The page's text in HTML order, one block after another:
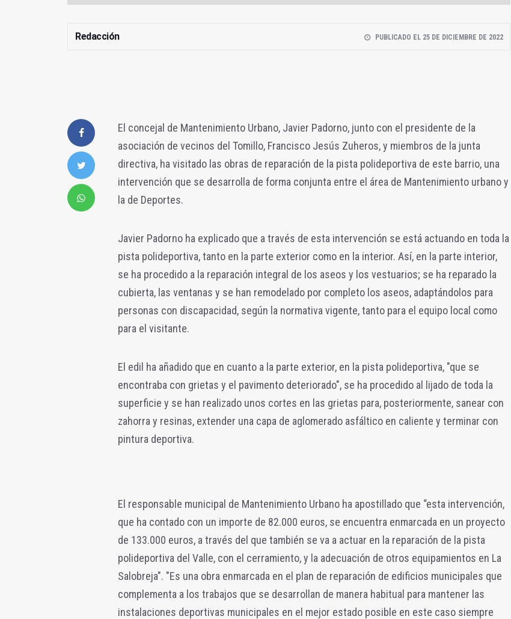
Redacción PUBLICADO EL 25 DE DICIEMBRE DE 2022
El concejal de Mantenimiento Urbano, Javier Padorno, junto con el presidente de la
asociación de vecinos del Tomillo, Francisco Jesús Zuheros, y miembros de la junta
directiva, ha visitado las obras de reparación de la pista polideportiva de este barrio, una
intervención que se desarrolla de forma conjunta entre el área de Mantenimiento urbano y
la de Deportes.
Javier Padorno ha explicado que a través de esta intervención se está actuando en toda la
pista polideportiva, tanto en la parte exterior como en la interior. Así, en la parte interior,
se ha procedido a la reparación integral de los aseos y los vestuarios; se ha reparado la
cubierta, las ventanas y se han remodelado por completo los aseos, adaptándolos para
personas con discapacidad, según la normativa vigente, tanto para el equipo local como
para el visitante.
El edil ha añadido que en cuanto a la parte exterior, en la pista polideportiva, "que se
encontraba con grietas y el pavimento deteriorado", se ha procedido al lijado de toda la
superficie y se han realizado unos cortes en las grietas para, posteriormente, sanear con
zahorra y resinas, extender una capa de aglomerado asfáltico en caliente y terminar con
pintura deportiva.
El responsable municipal de Mantenimiento Urbano ha apostillado que “esta intervención,
que ha contado con un importe de 82.000 euros, se encuentra enmarcada en un proyecto
de 133.000 euros, a través del que también se va a actuar en la reparación de la pista
polideportiva del Valle, con el cerramiento, y la adecuación de otros equipamientos en La
Salobreja". "Es una obra enmarcada en el plan de reparación de edificios municipales que
complementa a los trabajos que se desarrollan de manera habitual para mantener las
instalaciones deportivas municipales en el mejor estado posible en este caso siempre